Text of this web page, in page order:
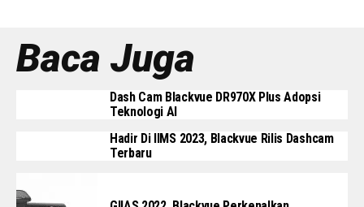
Baca Juga
Dash Cam Blackvue DR970X Plus Adopsi
Teknologi AI
Hadir Di IIMS 2023, Blackvue Rilis Dashcam
Terbaru